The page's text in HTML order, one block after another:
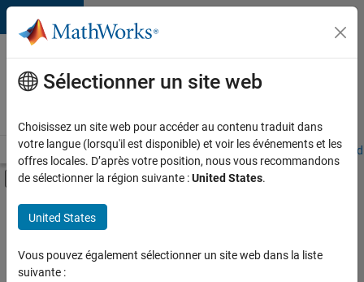
Passer au contenu
Votre
carrière
chez
Accueil Explorer nos opportunités Adresses de nos bureaux
Activer/désactiver l'affichage du menu
Contenu principal
FILTRER PAR
Applications et outils commerciaux
Gestion des programmes
Rédaction technique
Sélectionner un site web
Choisissez un site web pour accéder au contenu traduit dans
votre langue (lorsqu'il est disponible) et voir les événements et les
offres locales. D’après votre position, nous vous recommandons
de sélectionner la région suivante :United States.
United States
Vous pouvez également sélectionner un site web dans la liste
suivante :